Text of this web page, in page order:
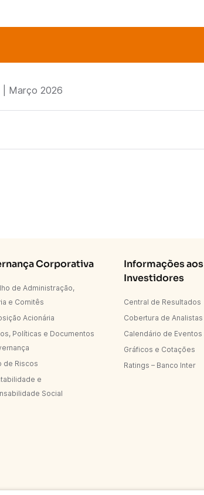
| Março 2026
Corporativa
de Administração,
e Comitês
Acionária
Políticas e Documentos
de Riscos
e
Social
Informações aos
Investidores
Central de Resultados
Cobertura de Analistas
Calendário de Eventos
Gráficos e Cotações
Ratings – Banco Inter